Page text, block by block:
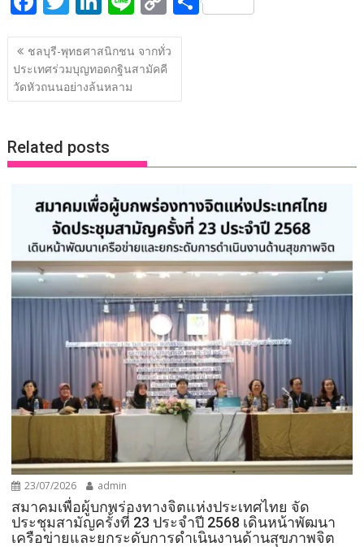
ac
e
b
o
k
w
itt
er
n
k
e
dI
n
e
o
p
Li
k
แนะแนว
เรื่อง
ชลบุรี-พุทธศาสนิกชน จากทั่ว
ประเทศร่วมบุญทอดกฐินสามัคคี
วัดหัวถนนอย่างล้นหลาม
Related posts
23/07/2026 admin
สมาคมเพื่อผู้บกพร่องทางจิตแห่งประเทศไทย จัด
ประชุมสามัญครั้งที่ 23 ประจำปี 2568 เดินหน้าพัฒนา
เครือข่ายและยกระดับการดำเนินงานด้านสุขภาพจิต